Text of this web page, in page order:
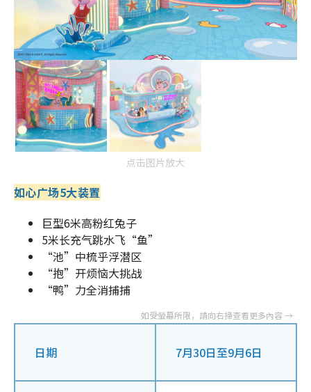
点击图片放大
如心广场5大装置
巨型6米高粉红兔子
5米长充气跳水飞“鱼”
“池”中梳乎浮潜区
“抱”开烦恼大挑战
“鸭”力全消捕捕
日期 7月30日至9月6日